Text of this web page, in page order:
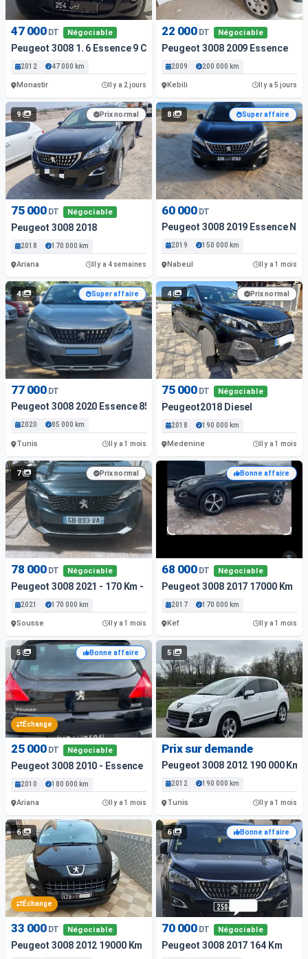
47 000 DT Négociable
Peugeot 3008 1. 6 Essence 9 Cv – Modèle 2012 – Très Bon É...
2012 47 000 km
Monastir Il y a 2 jours
22 000 DT Négociable
Peugeot 3008 2009 Essence
2009 200 000 km
Kebili Il y a 5 jours
9 Prix normal
75 000 DT Négociable
Peugeot 3008 2018
2018 170 000 km
Ariana Il y a 4 semaines
8 Super affaire
60 000 DT
Peugeot 3008 2019 Essence
2019 150 000 km
Nabeul Il y a 1 mois
4 Super affaire
77 000 DT
Peugeot 3008 2020 Essence 85 000 Km Tunis
2020 85 000 km
Tunis Il y a 1 mois
4 Prix normal
75 000 DT Négociable
Peugeot2018 Diesel
2018 190 000 km
Medenine Il y a 1 mois
7 Prix normal
78 000 DT Négociable
Peugeot 3008 2021 - 170 Km - Diesel
2021 170 000 km
Sousse Il y a 1 mois
Bonne affaire
68 000 DT Négociable
Peugeot 3008 2017 17000 Km
2017 170 000 km
Kef Il y a 1 mois
5
Échange
Bonne affaire
25 000 DT Négociable
Peugeot 3008 2010 - Essence
2010 180 000 km
Ariana Il y a 1 mois
5
Prix sur demande
Peugeot 3008 2012 190 000 Km
2012 190 000 km
Tunis Il y a 1 mois
6
Échange
33 000 DT Négociable
Peugeot 3008 2012 19000 Km
6 Bonne affaire
70 000 DT Négociable
Peugeot 3008 2017 164 Km